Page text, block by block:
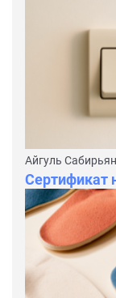
Айгуль
Сертификат